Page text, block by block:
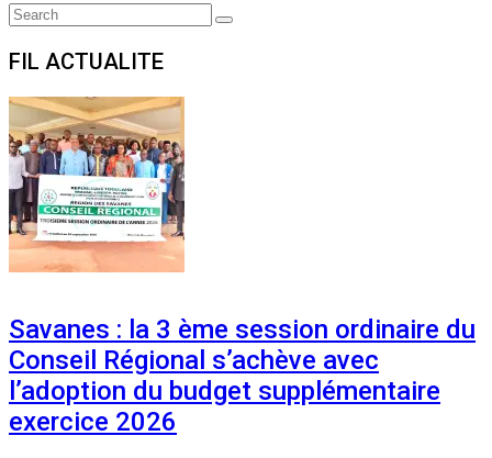
Search
Search
FIL ACTUALITE
Savanes : la 3 ème session ordinaire du
Conseil Régional s’achève avec
l’adoption du budget supplémentaire
exercice 2026